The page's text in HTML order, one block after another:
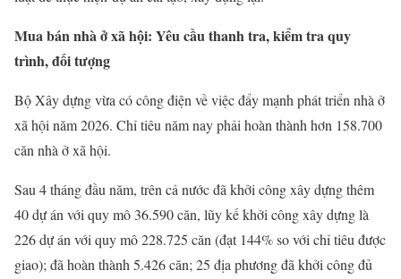
Mua bán nhà ở xã hội: Yêu cầu thanh tra, kiểm tra quy
trình, đối tượng
Bộ Xây dựng vừa có công điện về việc đẩy mạnh phát triển nhà ở
xã hội năm 2026. Chỉ tiêu năm nay phải hoàn thành hơn 158.700
căn nhà ở xã hội.
Sau 4 tháng đầu năm, trên cả nước đã khởi công xây dựng thêm
40 dự án với quy mô 36.590 căn, lũy kế khởi công xây dựng là
226 dự án với quy mô 228.725 căn (đạt 144% so với chỉ tiêu được
giao); đã hoàn thành 5.426 căn; 25 địa phương đã khởi công đủ